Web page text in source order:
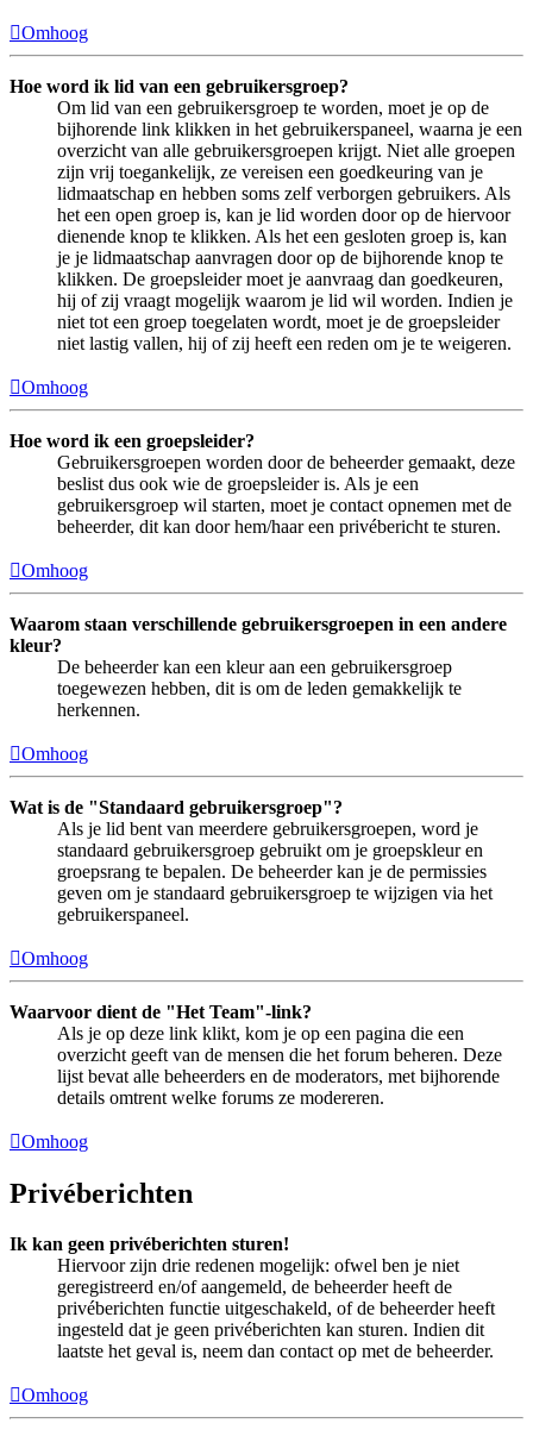
Omhoog
Hoe word ik lid van een gebruikersgroep?
Om lid van een gebruikersgroep te worden, moet je op de
bijhorende link klikken in het gebruikerspaneel, waarna je een
overzicht van alle gebruikersgroepen krijgt. Niet alle groepen
zijn vrij toegankelijk, ze vereisen een goedkeuring van je
lidmaatschap en hebben soms zelf verborgen gebruikers. Als
het een open groep is, kan je lid worden door op de hiervoor
dienende knop te klikken. Als het een gesloten groep is, kan
je je lidmaatschap aanvragen door op de bijhorende knop te
klikken. De groepsleider moet je aanvraag dan goedkeuren,
hij of zij vraagt mogelijk waarom je lid wil worden. Indien je
niet tot een groep toegelaten wordt, moet je de groepsleider
niet lastig vallen, hij of zij heeft een reden om je te weigeren.
Omhoog
Hoe word ik een groepsleider?
Gebruikersgroepen worden door de beheerder gemaakt, deze
beslist dus ook wie de groepsleider is. Als je een
gebruikersgroep wil starten, moet je contact opnemen met de
beheerder, dit kan door hem/haar een privébericht te sturen.
Omhoog
Waarom staan verschillende gebruikersgroepen in een andere
kleur?
De beheerder kan een kleur aan een gebruikersgroep
toegewezen hebben, dit is om de leden gemakkelijk te
herkennen.
Omhoog
Wat is de "Standaard gebruikersgroep"?
Als je lid bent van meerdere gebruikersgroepen, word je
standaard gebruikersgroep gebruikt om je groepskleur en
groepsrang te bepalen. De beheerder kan je de permissies
geven om je standaard gebruikersgroep te wijzigen via het
gebruikerspaneel.
Omhoog
Waarvoor dient de "Het Team"-link?
Als je op deze link klikt, kom je op een pagina die een
overzicht geeft van de mensen die het forum beheren. Deze
lijst bevat alle beheerders en de moderators, met bijhorende
details omtrent welke forums ze modereren.
Omhoog
Privéberichten
Ik kan geen privéberichten sturen!
Hiervoor zijn drie redenen mogelijk: ofwel ben je niet
geregistreerd en/of aangemeld, de beheerder heeft de
privéberichten functie uitgeschakeld, of de beheerder heeft
ingesteld dat je geen privéberichten kan sturen. Indien dit
laatste het geval is, neem dan contact op met de beheerder.
Omhoog